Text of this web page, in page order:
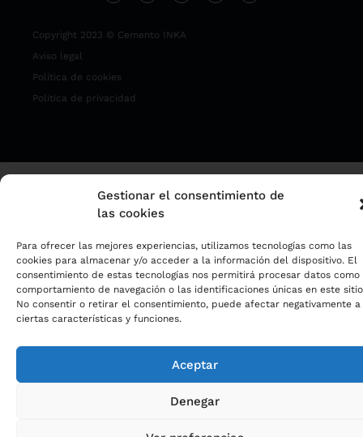
Gestionar el consentimiento de
las cookies
Para ofrecer las mejores experiencias, utilizamos tecnologías como las
cookies para almacenar y/o acceder a la información del dispositivo. El
consentimiento de estas tecnologías nos permitirá procesar datos como
comportamiento de navegación o las identificaciones únicas en este
No consentir o retirar el consentimiento, puede afectar negativamente a
ciertas características y funciones.
Aceptar
Denegar
Copyright 2023 © Cemento INKA
Aviso legal
Política de cookies
Política de privacidad